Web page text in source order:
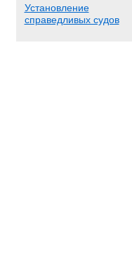
Установление
справедливых судов